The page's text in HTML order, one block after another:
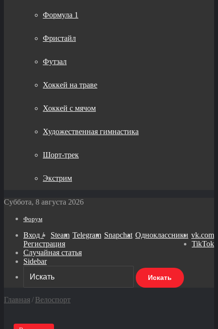
Формула 1
Фристайл
Футзал
Хоккей на траве
Хоккей с мячом
Художественная гимнастика
Шорт-трек
Экстрим
Суббота, 8 августа 2026
Форум
vk.com
Одноклассники
Snapchat
Telegram
Steam
TikTok
Вход /
Регистрация
Случайная статья
Sidebar
Искать
Главная/ Велоспорт